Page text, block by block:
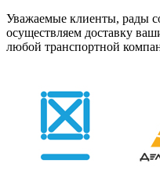
Уважаемые клиенты, рады
осуществляем доставку
любой транспортной